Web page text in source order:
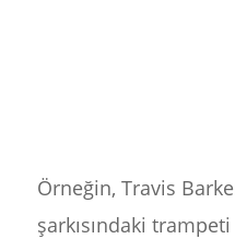
Örneğin, Travis
şarkısındaki trampeti